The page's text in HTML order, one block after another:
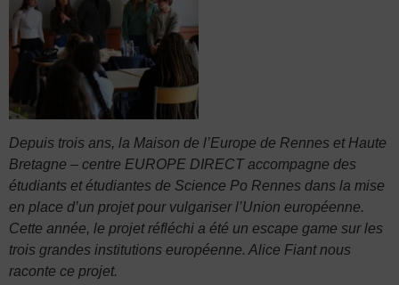
Depuis trois ans, la Maison de l’Europe de Rennes et Haute
Bretagne – centre EUROPE DIRECT accompagne des
étudiants et étudiantes de Science Po Rennes dans la mise
en place d’un projet pour vulgariser l’Union européenne.
Cette année, le projet réfléchi a été un escape game sur les
trois grandes institutions européenne. Alice Fiant nous
raconte ce projet.